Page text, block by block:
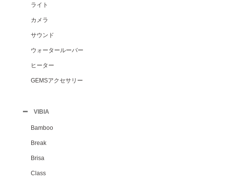
ライト
カメラ
サウンド
ウォータールーバー
ヒーター
GEMSアクセサリー
VIBIA
Bamboo
Break
Brisa
Class